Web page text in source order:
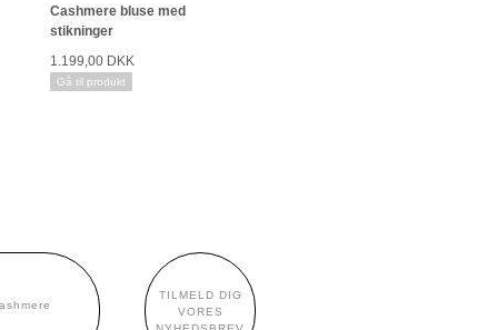
Cashmere bluse med
stikninger
1.199,00 DKK
Gå til produkt
TILMELD DIG
VORES